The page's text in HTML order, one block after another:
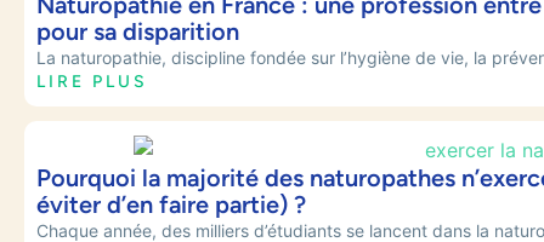
pour sa disparition
La naturopathie, discipline fondée sur l’hygiène de vie, la
LIRE PLUS
Pourquoi la majorité des naturopathes
éviter d’en faire partie) ?
Chaque année, des milliers d’étudiants se lancent dans la